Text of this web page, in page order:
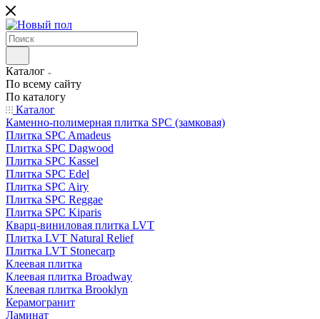
Каталог
По всему сайту
По каталогу
Каталог
Каменно-полимерная плитка SPC (замковая)
Плитка SPC Amadeus
Плитка SPC Dagwood
Плитка SPC Kassel
Плитка SPC Edel
Плитка SPC Airy
Плитка SPC Reggae
Плитка SPC Kiparis
Кварц-виниловая плитка LVT
Плитка LVT Natural Relief
Плитка LVT Stonecarp
Клеевая плитка
Клеевая плитка Broadway
Клеевая плитка Brooklyn
Керамогранит
Ламинат